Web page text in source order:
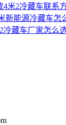
4米2冷藏车联系
新能源冷藏车
2冷藏车厂家怎